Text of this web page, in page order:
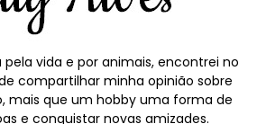
vida e por animais, encontrei no
compartilhar minha opinião sobre
mais que um hobby uma forma de
e conquistar novas amizades.